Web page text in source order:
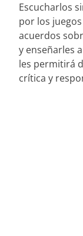
Escucharlos
por los
acuerdos
y enseñarles
les permitirá
crítica y